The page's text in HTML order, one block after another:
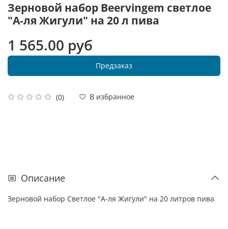
Зерновой набор Beervingem светлое
"А-ля Жигули" на 20 л пива
(0) В избранное
1 565.00 руб
Предзаказ
Описание
Зерновой набор Светлое "А-ля Жигули" на 20 литров пива